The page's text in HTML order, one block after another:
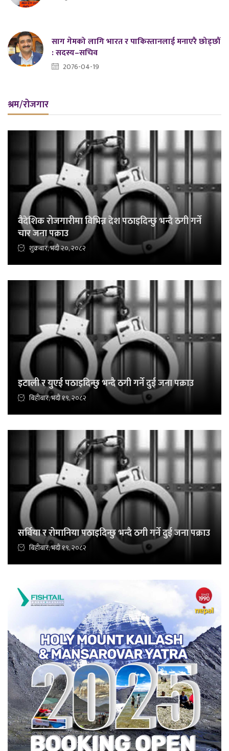
साग गेमको लागि भारत र पाकिस्तानलाई मनाएरै छोड्छौं
: सदस्य–सचिव
2076-04-19
श्रम/रोजगार
वैदेशिक रोजगारीमा विभिन्न देश पठाइदिन्छु भन्दै ठगी गर्ने
चार जना पक्राउ
शुक्रबार, भदौ २०, २०८२
इटाली र युएई पठाइदिन्छु भन्दै ठगी गर्ने दुई जना पक्राउ
बिहीबार, भदौ १९, २०८२
सर्विया र रोमानिया पठाइदिन्छु भन्दै ठगी गर्ने दुई जना पक्राउ
बिहीबार, भदौ १९, २०८२